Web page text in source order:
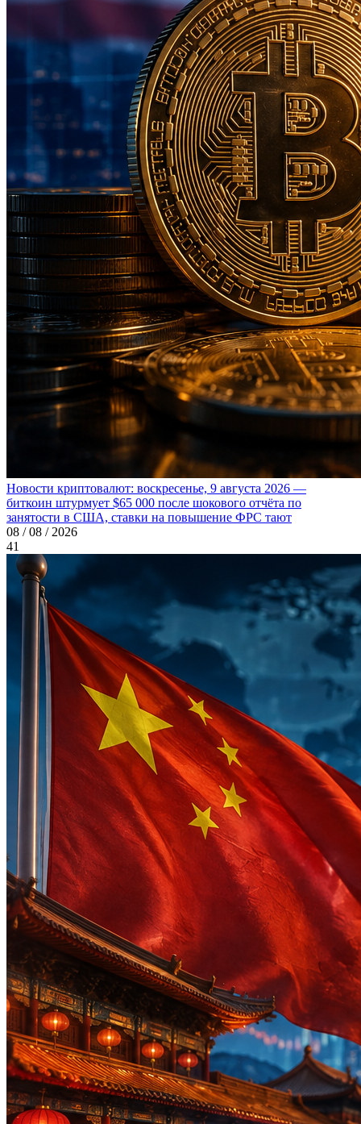
Новости криптовалют: воскресенье, 9 августа 2026 —
биткоин штурмует $65 000 после шокового отчёта по
занятости в США, ставки на повышение ФРС тают
08 / 08 / 2026
41